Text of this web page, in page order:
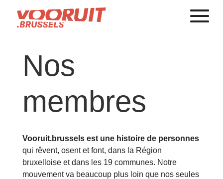
Nos
membres
Vooruit.brussels est une histoire de personnes
qui rêvent, osent et font, dans la Région
bruxelloise et dans les 19 communes. Notre
mouvement va beaucoup plus loin que nos seules